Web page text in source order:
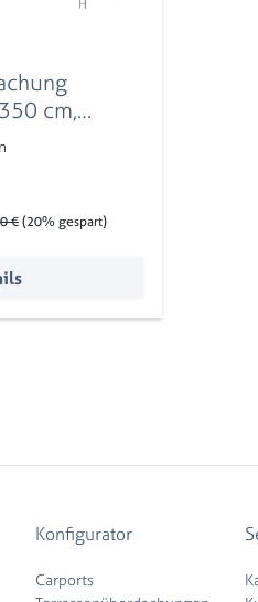
cm,
Preis:
€(20% gespart)
Konfigurator
Carports